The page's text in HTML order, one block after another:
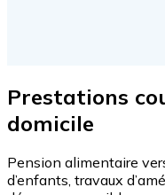
Prestations
domicile
Pension alimentaire
d’enfants, travaux